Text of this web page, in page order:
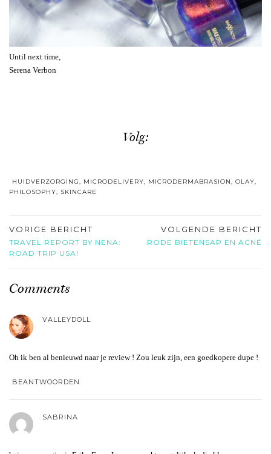
Until next time,
Serena Verbon
Volg:
HUIDVERZORGING, MICRODELIVERY, MICRODERMABRASION, OLAY,
PHILOSOPHY, SKINCARE
VORIGE BERICHT
TRAVEL REPORT BY NENA:
ROAD TRIP USA!
VOLGENDE BERICHT
RODE BIETENSAP EN ACNÉ
Comments
VALLEYDOLL
Oh ik ben al benieuwd naar je review ! Zou leuk zijn, een goedkopere dupe !
BEANTWOORDEN
SABRINA